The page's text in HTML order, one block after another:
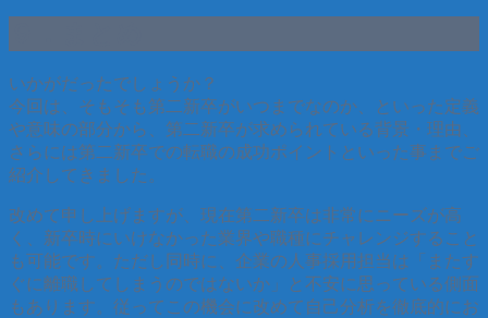
いかがだったでしょうか？
今回は、そもそも第二新卒がいつまでなのか、といった定義
や意味の部分から、第二新卒が求められている背景・理由、
さらには第二新卒での転職の成功ポイントといった事までご
紹介してきました。
改めて申し上げますが、現在第二新卒は非常にニーズが高
く、新卒時にいけなかった業界や職種にチャレンジすること
も可能です。ただし同時に、企業の人事採用担当は「またす
ぐに離職してしまうのではないか」と不安に思っている側面
もあります。従ってこの機会に改めて自己分析を徹底的にお